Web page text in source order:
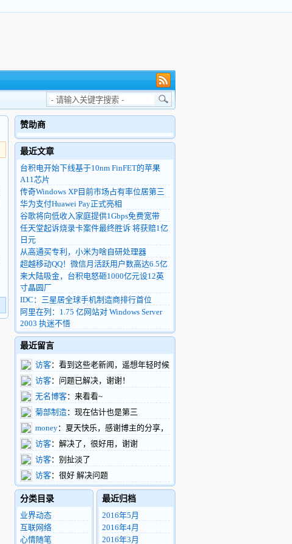
赞助商
最近文章
台积电开始下线基于10nm FinFET的苹果
A11芯片
传奇Windows XP目前市场占有率位居第三
华为支付Huawei Pay正式亮相
谷歌将向低收入家庭提供1Gbps免费宽带
任天堂起诉烧录卡案件最终胜诉 将获赔1亿
日元
从高通买专利，小米为啥自研处理器
超越移动QQ！微信月活跃用户数高达6.5亿
来大陆吸金，台积电怒砸1000亿元设12英
寸晶圆厂
IDC：三星居全球手机制造商排行首位
阿里在列：1.75 亿网站对 Windows Server
2003 执迷不悟
最近留言
访客：看到这些老新闻，遥想年轻时候
的我，整天扑在富士康车间做验证，真有活
力啊
访客：问题已解决，谢谢！
无名博客：来看看~
菊部制造：现在估计也是第三
money：夏天快乐，感谢博主的分享，
支持了。
访客：解决了，很好用，谢谢
访客：别扯淡了
访客：很好 解决问题
分类目录
业界动态
互联网络
心情随笔
最近归档
2016年5月
2016年4月
2016年3月